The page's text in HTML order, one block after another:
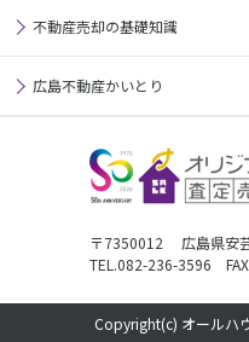
不動産売却の基礎知識
広島不動産かいとり
〒7350012 広島県安
TEL.082-236-3596
Copyright(c) オールハ